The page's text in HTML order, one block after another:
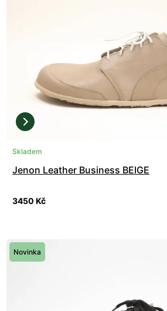
Skladem
Jenon Leather Business BEIGE
3450 Kč
Novinka